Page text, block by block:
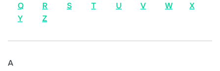
Q
R S T U V W
X
Y
Z
A